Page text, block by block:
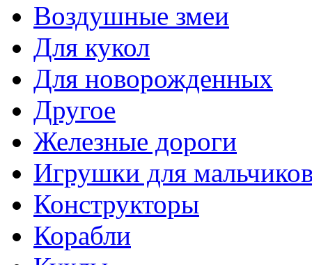
Воздушные змеи
Для кукол
Для новорожденных
Другое
Железные дороги
Игрушки для
Конструкторы
Корабли